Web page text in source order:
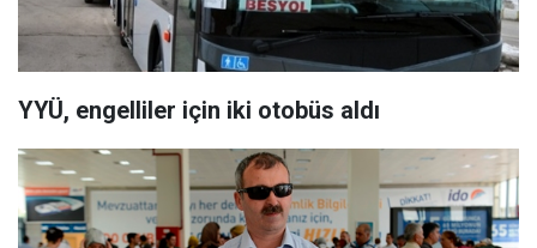
YYÜ, engelliler için iki otobüs aldı